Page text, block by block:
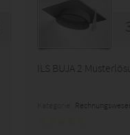
ILS BUJA 2